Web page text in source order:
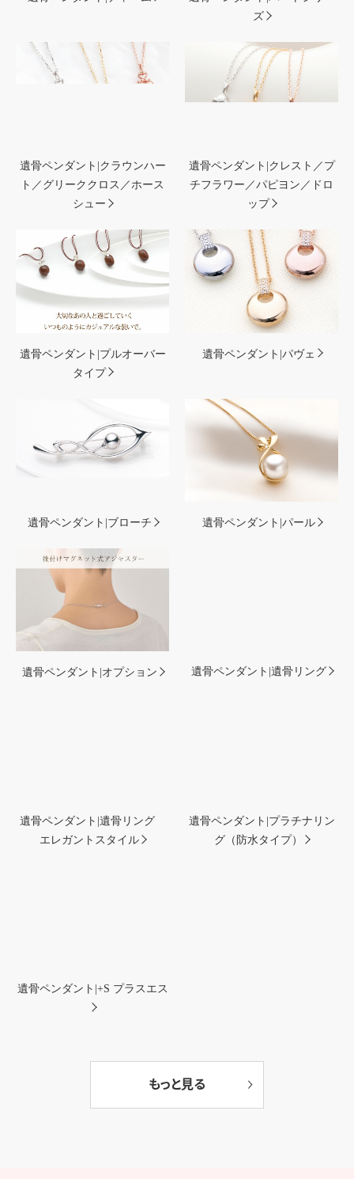
ズ
遺骨ペンダント|クラウンハー
ト／グリーククロス／ホース
シュー
遺骨ペンダント|クレスト／プ
チフラワー／パピヨン／ドロ
ップ
遺骨ペンダント|プルオーバー
タイプ
遺骨ペンダント|パヴェ
遺骨ペンダント|ブローチ 遺骨ペンダント|パール
遺骨ペンダント|オプション 遺骨ペンダント|遺骨リング
遺骨ペンダント|遺骨リング
エレガントスタイル
遺骨ペンダント|プラチナリン
グ（防水タイプ）
遺骨ペンダント|+S プラスエス
もっと見る